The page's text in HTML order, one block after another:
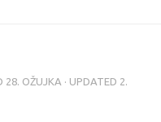
28. OŽUJKA · UPDATED 2.